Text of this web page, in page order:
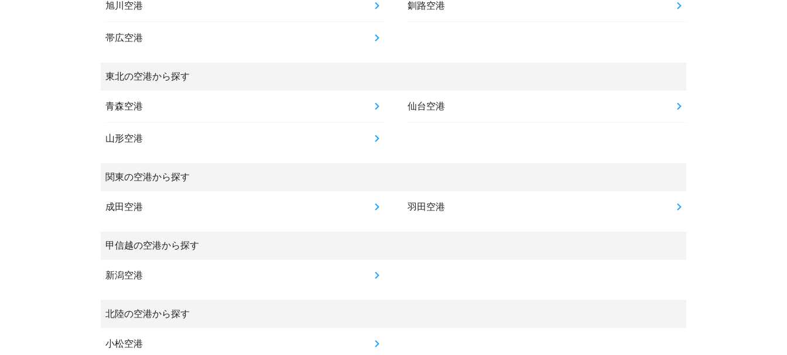
旭川空港 釧路空港
帯広空港
東北の空港から探す
青森空港 仙台空港
山形空港
関東の空港から探す
成田空港 羽田空港
甲信越の空港から探す
新潟空港
北陸の空港から探す
小松空港